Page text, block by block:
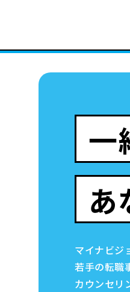
一
あ
マイナビジ
若手の転職
カウンセリ